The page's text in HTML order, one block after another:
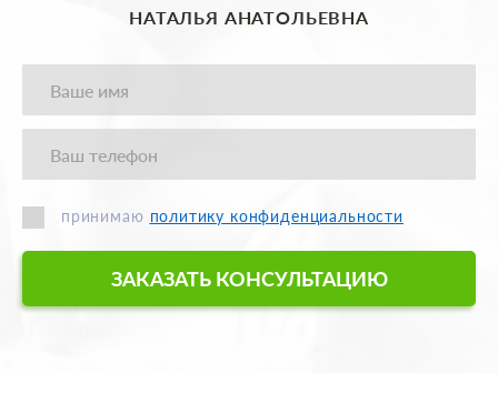
НАТАЛЬЯ АНАТОЛЬЕВНА
принимаю политику конфиденциальности
ЗАКАЗАТЬ КОНСУЛЬТАЦИЮ